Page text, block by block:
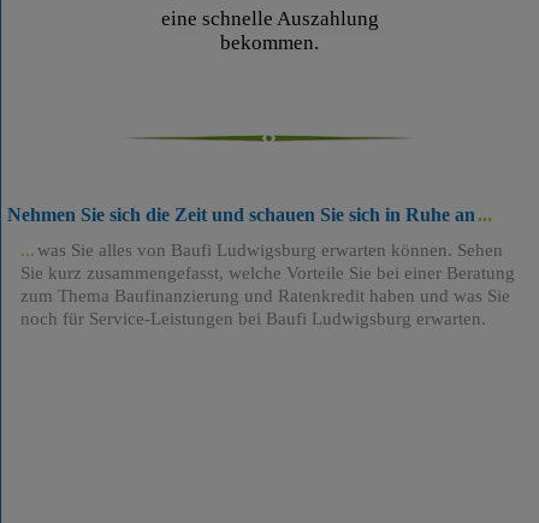
eine schnelle Auszahlung
bekommen.
Nehmen Sie sich die Zeit und schauen Sie sich in Ruhe an
was Sie alles von Baufi Ludwigsburg erwarten können. Sehen
Sie kurz zusammengefasst, welche Vorteile Sie bei einer Beratung
zum Thema Baufinanzierung und Ratenkredit haben und was Sie
noch für Service-Leistungen bei Baufi Ludwigsburg erwarten.